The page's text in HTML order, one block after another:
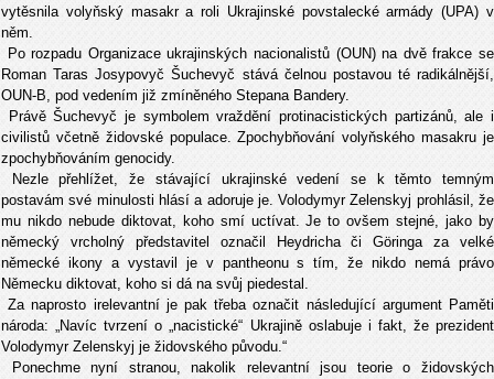
vytěsnila volyňský masakr a roli Ukrajinské povstalecké armády (UPA) v
něm.
Po rozpadu Organizace ukrajinských nacionalistů (OUN) na dvě frakce se
Roman Taras Josypovyč Šuchevyč stává čelnou postavou té radikálnější,
OUN-B, pod vedením již zmíněného Stepana Bandery.
Právě Šuchevyč je symbolem vraždění protinacistických partizánů, ale i
civilistů včetně židovské populace. Zpochybňování volyňského masakru je
zpochybňováním genocidy.
Nezle přehlížet, že stávající ukrajinské vedení se k těmto temným
postavám své minulosti hlásí a adoruje je. Volodymyr Zelenskyj prohlásil, že
mu nikdo nebude diktovat, koho smí uctívat. Je to ovšem stejné, jako by
německý vrcholný představitel označil Heydricha či Göringa za velké
německé ikony a vystavil je v pantheonu s tím, že nikdo nemá právo
Německu diktovat, koho si dá na svůj piedestal.
Za naprosto irelevantní je pak třeba označit následující argument Paměti
národa: „Navíc tvrzení o „nacistické“ Ukrajině oslabuje i fakt, že prezident
Volodymyr Zelenskyj je židovského původu.“
Ponechme nyní stranou, nakolik relevantní jsou teorie o židovských